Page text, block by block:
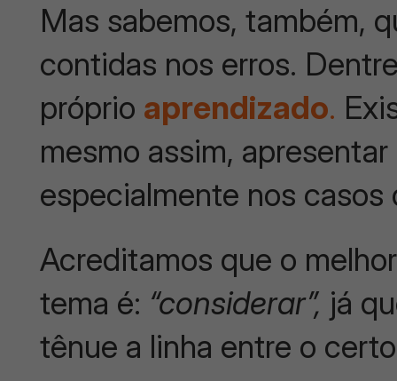
Mas sabemos, também,
contidas nos erros.
próprio aprendizado.
mesmo assim,
especialmente nos
Acreditamos que o
tema é: “considerar”, já
tênue a linha entre o